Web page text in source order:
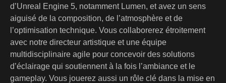
d’Unreal Engine 5, notamment Lumen, et avez un sens
aiguisé de la composition, de l’atmosphère et de
l’optimisation technique. Vous collaborerez étroitement
avec notre directeur artistique et une équipe
multidisciplinaire agile pour concevoir des solutions
d’éclairage qui soutiennent à la fois l’ambiance et le
gameplay. Vous jouerez aussi un rôle clé dans la mise en